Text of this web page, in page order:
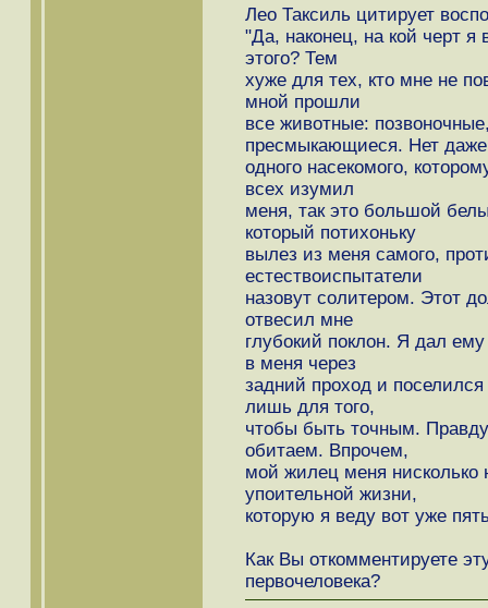
Лео Таксиль цитирует
"Да, наконец, на кой черт я
этого? Тем
хуже для тех, кто мне не
мной прошли
все животные:
пресмыкающиеся. Нет
одного насекомого,
всех изумил
меня, так это большой
который потихоньку
вылез из меня самого,
естествоиспытатели
назовут солитером. Этот
отвесил мне
глубокий поклон. Я дал
в меня через
задний проход и
лишь для того,
чтобы быть точным. Правду
обитаем. Впрочем,
мой жилец меня нисколько
упоительной жизни,
которую я веду вот уже
Как Вы откомментируете
первочеловека?